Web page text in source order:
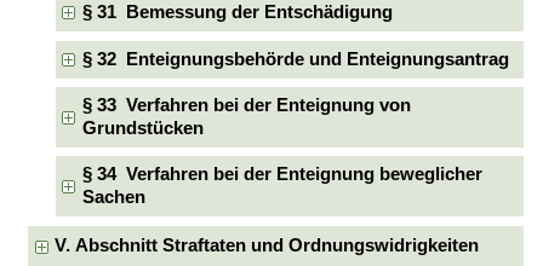
§ 31 Bemessung der Entschädigung
§ 32 Enteignungsbehörde und Enteignungsantrag
§ 33 Verfahren bei der Enteignung von
Grundstücken
§ 34 Verfahren bei der Enteignung beweglicher
Sachen
V. Abschnitt Straftaten und Ordnungswidrigkeiten